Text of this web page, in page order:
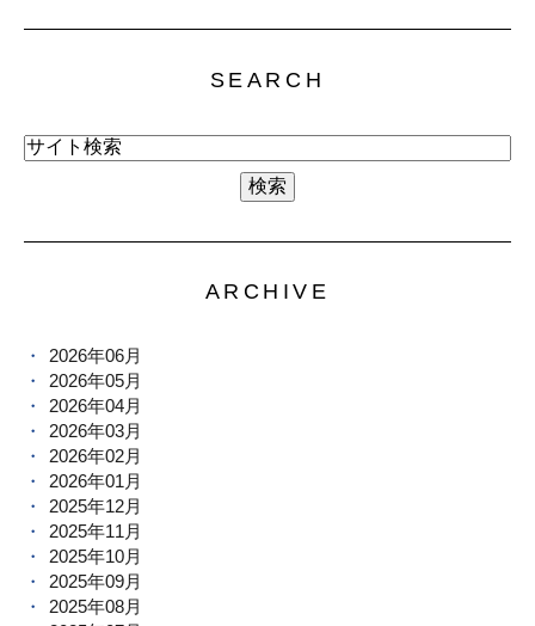
SEARCH
ARCHIVE
2026年06月
2026年05月
2026年04月
2026年03月
2026年02月
2026年01月
2025年12月
2025年11月
2025年10月
2025年09月
2025年08月